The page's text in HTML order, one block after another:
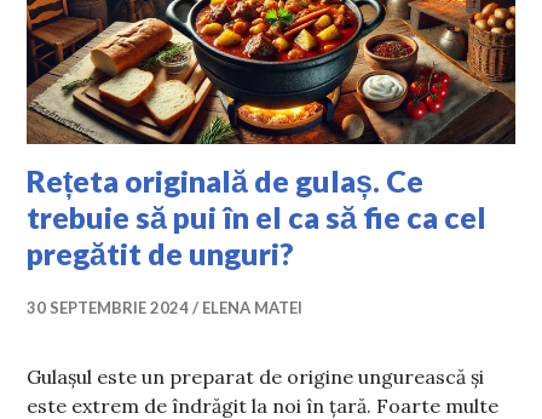
Rețeta originală de gulaș. Ce
trebuie să pui în el ca să fie ca cel
pregătit de unguri?
30 SEPTEMBRIE 2024 ELENA MATEI
Gulașul este un preparat de origine ungurească și
este extrem de îndrăgit la noi în țară. Foarte multe